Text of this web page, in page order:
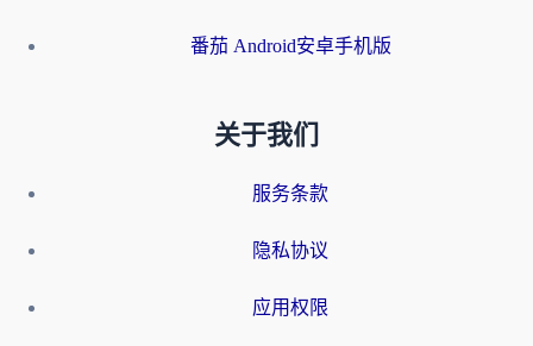
番茄 Android安卓手机版
关于我们
服务条款
隐私协议
应用权限